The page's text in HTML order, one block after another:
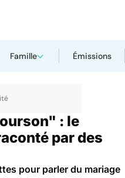
Famille Émissions
: le
par des
pour parler du mariage